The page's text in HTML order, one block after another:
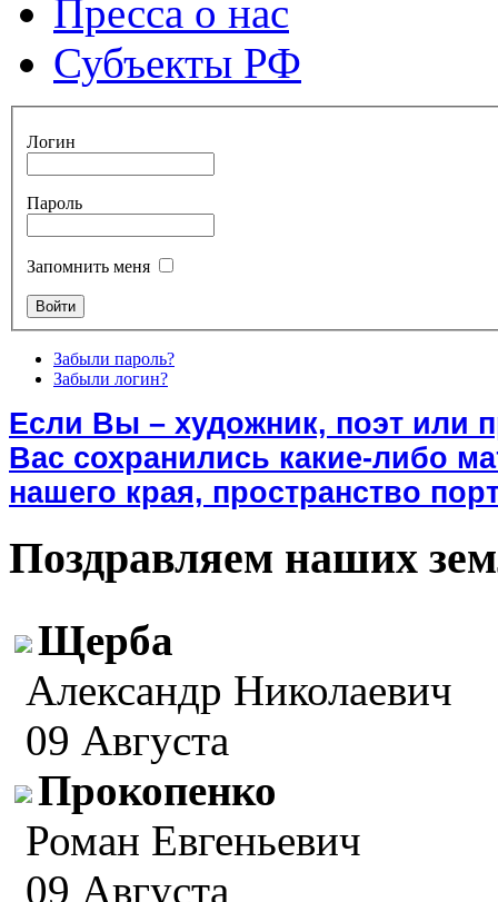
Пресса о нас
Субъекты РФ
Логин
Пароль
Запомнить меня
Забыли пароль?
Забыли логин?
Если Вы – художник, поэт или
Вас сохранились какие-либо
нашего края, пространство
Поздравляем наших
Щерба
Александр Николаевич
09 Августа
Прокопенко
Роман Евгеньевич
09 Августа